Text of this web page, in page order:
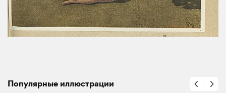
Популярные иллюстрации